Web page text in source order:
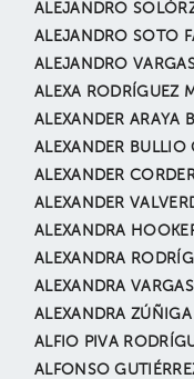
ALEJANDRO
ALEJANDRO SOTO
ALEJANDRO
ALEXA RODRÍGUEZ
ALEXANDER ARAYA
ALEXANDER BULLIO
ALEXANDER
ALEXANDER
ALEXANDRA
ALEXANDRA
ALEXANDRA
ALEXANDRA
ALFIO PIVA
ALFONSO